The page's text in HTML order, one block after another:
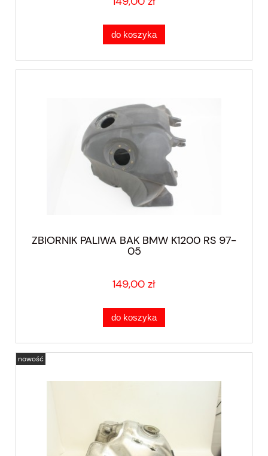
do koszyka
ZBIORNIK PALIWA BAK BMW K1200 RS 97-
05
149,00 zł
do koszyka
nowość